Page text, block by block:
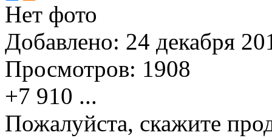
Нет фото
Добавлено: 24 декабря
Просмотров: 1908
+7 910 ...
Пожалуйста, скажите